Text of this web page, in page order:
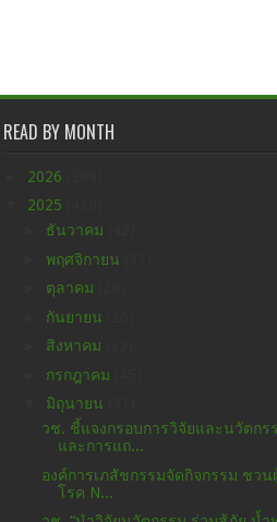
READ BY MONTH
2026
2025
ธันวาคม
พฤศจิกายน
ตุลาคม
กันยายน
สิงหาคม
กรกฎาคม
มิถุนายน
วช. ชี้แจงกรอบการวิจัยและนวัตกร
และการแถ...
องค์การเภสัชกรรมจัดกิจกรรม ชวน
โรค N...